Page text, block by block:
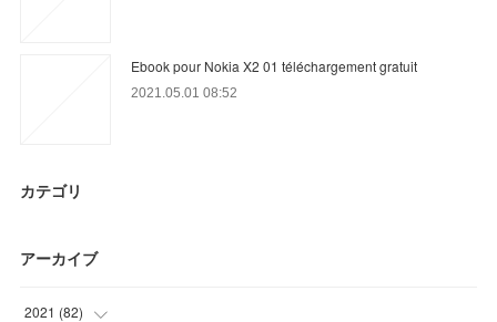
Ebook pour Nokia X2 01 téléchargement gratuit
2021.05.01 08:52
カテゴリ
アーカイブ
2021 (82)